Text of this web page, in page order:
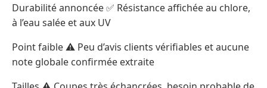
Durabilité annoncée ✅ Résistance affichée au chlore,
à l’eau salée et aux UV
Point faible ⚠️ Peu d’avis clients vérifiables et aucune
note globale confirmée extraite